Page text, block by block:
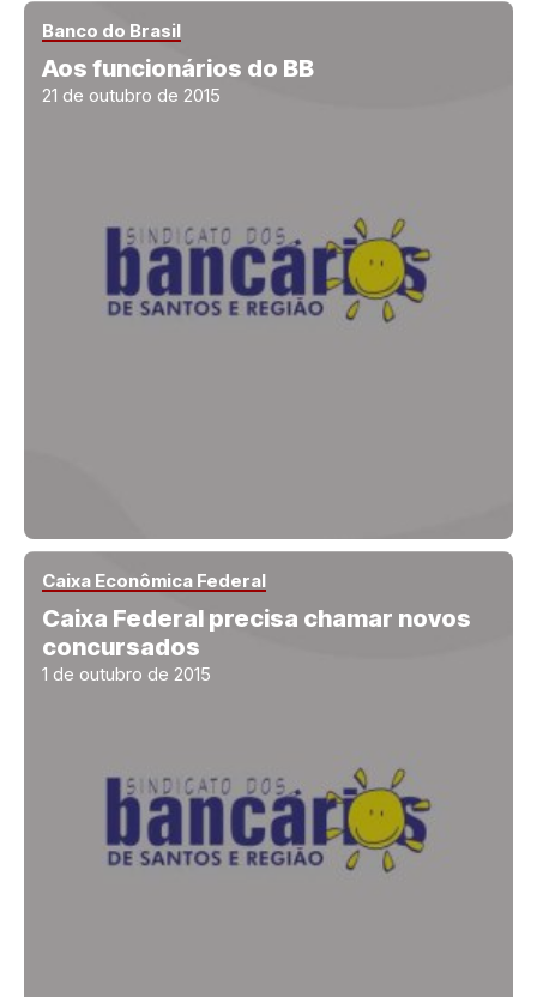
Banco do Brasil
Aos funcionários do BB
21 de outubro de 2015
Caixa Econômica Federal
Caixa Federal precisa chamar novos
concursados
1 de outubro de 2015